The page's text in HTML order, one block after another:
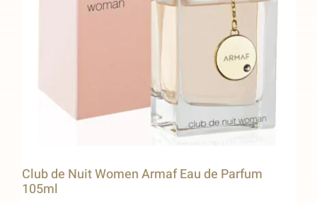
Club de Nuit Women Armaf Eau de Parfum
105ml